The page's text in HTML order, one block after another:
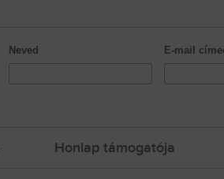
Neved E-mail
Honlap támogatója